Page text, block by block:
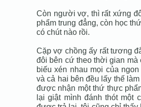
Còn người vợ, thì rất xứng
phẩm trung đẳng, còn học
có chút nào rồi.
Cặp vợ chồng ấy rất tương
đôi bên cứ theo thời gian mà
biếu xén nhau mọi của
và cả hai bên đều lấy thế
được nhận một thứ thực
lại giật mình đánh thót một